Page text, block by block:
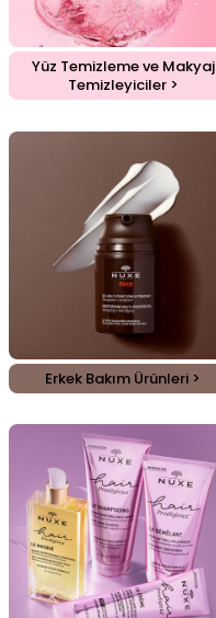
Yüz Temizleme ve Makyaj
Temizleyiciler >
Erkek Bakım Ürünleri >